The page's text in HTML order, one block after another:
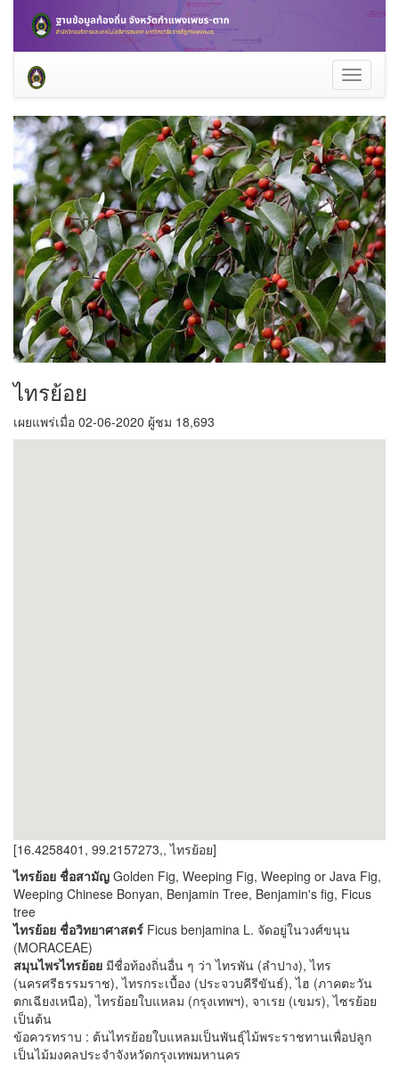
Toggle
ไทรย้อย
เผยแพร่เมื่อ 02-06-2020 ผู้ชม 18,693
[16.4258401, 99.2157273,, ไทรย้อย]
ไทรย้อย ชื่อสามัญ Golden Fig, Weeping Fig, Weeping or Java Fig,
Weeping Chinese Bonyan, Benjamin Tree, Benjamin's fig, Ficus
tree
ไทรย้อย ชื่อวิทยาศาสตร์ Ficus benjamina L. จัดอยู่ในวงศ์ขนุน
(MORACEAE)
สมุนไพรไทรย้อย มีชื่อท้องถิ่นอื่น ๆ ว่า ไทรพัน (ลำปาง), ไทร
(นครศรีธรรมราช), ไทรกระเบื้อง (ประจวบคีรีขันธ์), ไฮ (ภาคตะวัน
ตกเฉียงเหนือ), ไทรย้อยใบแหลม (กรุงเทพฯ), จาเรย (เขมร), ไซรย้อย
เป็นต้น
ข้อควรทราบ : ต้นไทรย้อยใบแหลมเป็นพันธุ์ไม้พระราชทานเพื่อปลูก
เป็นไม้มงคลประจำจังหวัดกรุงเทพมหานคร